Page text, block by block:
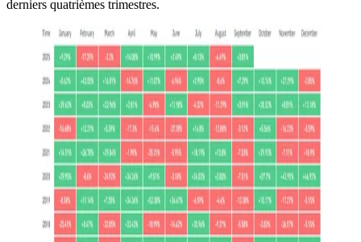
derniers quatrièmes trimestres.